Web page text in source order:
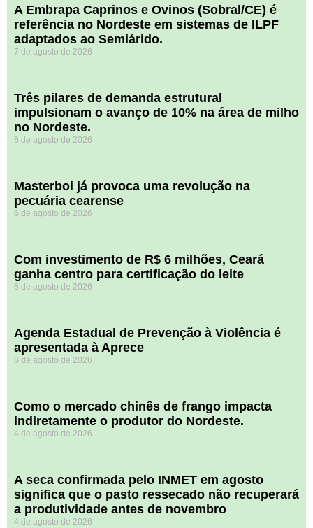
A Embrapa Caprinos e Ovinos (Sobral/CE) é
referência no Nordeste em sistemas de ILPF
adaptados ao Semiárido.
7 de agosto de 2026
​Três pilares de demanda estrutural
impulsionam o avanço de 10% na área de milho
no Nordeste.
6 de agosto de 2026
Masterboi já provoca uma revolução na
pecuária cearense
6 de agosto de 2026
Com investimento de R$ 6 milhões, Ceará
ganha centro para certificação do leite
6 de agosto de 2026
Agenda Estadual de Prevenção à Violência é
apresentada à Aprece
6 de agosto de 2026
​Como o mercado chinês de frango impacta
indiretamente o produtor do Nordeste.
4 de agosto de 2026
A seca confirmada pelo INMET em agosto
significa que o pasto ressecado não recuperará
a produtividade antes de novembro
4 de agosto de 2026